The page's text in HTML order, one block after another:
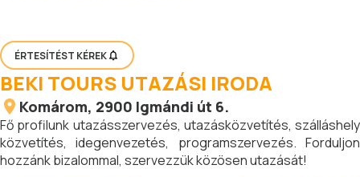
ÉRTESÍTÉST KÉREK
BEKI TOURS UTAZÁSI IRODA
Komárom, 2900 Igmándi út 6.
Fő profilunk utazásszervezés, utazásközvetítés, szálláshely
közvetítés, idegenvezetés, programszervezés. Forduljon
hozzánk bizalommal, szervezzük közösen utazását!